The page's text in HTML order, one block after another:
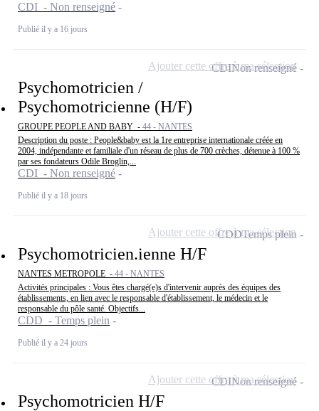
CDI - Non renseigné
Publié il y a 16 jours
Psychomotricien /
Psychomotricienne (H/F)
GROUPE PEOPLE AND BABY - 44 - NANTES
Description du poste : People&baby est la 1re entreprise internationale créée en
2004, indépendante et familiale d'un réseau de plus de 700 crèches, détenue à 100 %
par ses fondateurs Odile Broglin,...
CDI - Non renseigné
Publié il y a 18 jours
CDINon renseigné
Ajouter cette offre à ma sélection
Psychomotricien.ienne H/F
NANTES METROPOLE - 44 - NANTES
Activités principales : Vous êtes chargé(e)s d'intervenir auprès des équipes des
établissements, en lien avec le responsable d'établissement, le médecin et le
responsable du pôle santé. Objectifs...
CDD - Temps plein
Publié il y a 24 jours
CDDTemps plein
Ajouter cette offre à ma sélection
Psychomotricien H/F
CDINon renseigné
Ajouter cette offre à ma sélection